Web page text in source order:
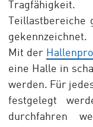
gekennzeichnet.
Mit der
eine Halle in
werden. Für
festgelegt
durchfahren